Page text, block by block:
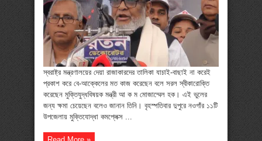
মুক্তিযুদ্ধমন্ত্রী
স্বরাষ্ট্র মন্ত্রণালয়ের দেয়া রাজাকারদের তালিকা যাচাই-বাছাই না করেই
প্রকাশ করে বে-আক্কেলের মত কাজ করেছেন বলে সরল স্বীকারোক্তি
করেছেন মুক্তিযুদ্ধবিষয়ক মন্ত্রী আ ক ম মোজাম্মেল হক। এই ভুলের
জন্য ক্ষমা চেয়েছেন বলেও জানান তিনি। বৃহস্পতিবার দুপুরে নওগাঁর ১১টি
উপজেলায় মুক্তিযোদ্ধা কমপ্লেক্স ...